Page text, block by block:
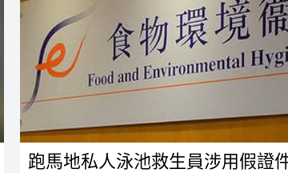
跑馬地私人泳池救生員涉用假證